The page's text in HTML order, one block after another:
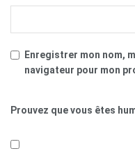
Enregistrer mon nom,
navigateur pour mon
Prouvez que vous êtes